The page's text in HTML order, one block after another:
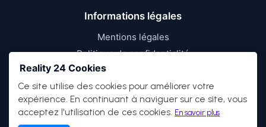
Reality 24 Cookies
Ce site utilise des cookies pour améliorer votre
expérience. En continuant à naviguer sur ce site, vous
acceptez l'utilisation de ces cookies. En savoir plus
Informations légales
Mentions légales
Politique de confidentialité
Conditions d’utilisation